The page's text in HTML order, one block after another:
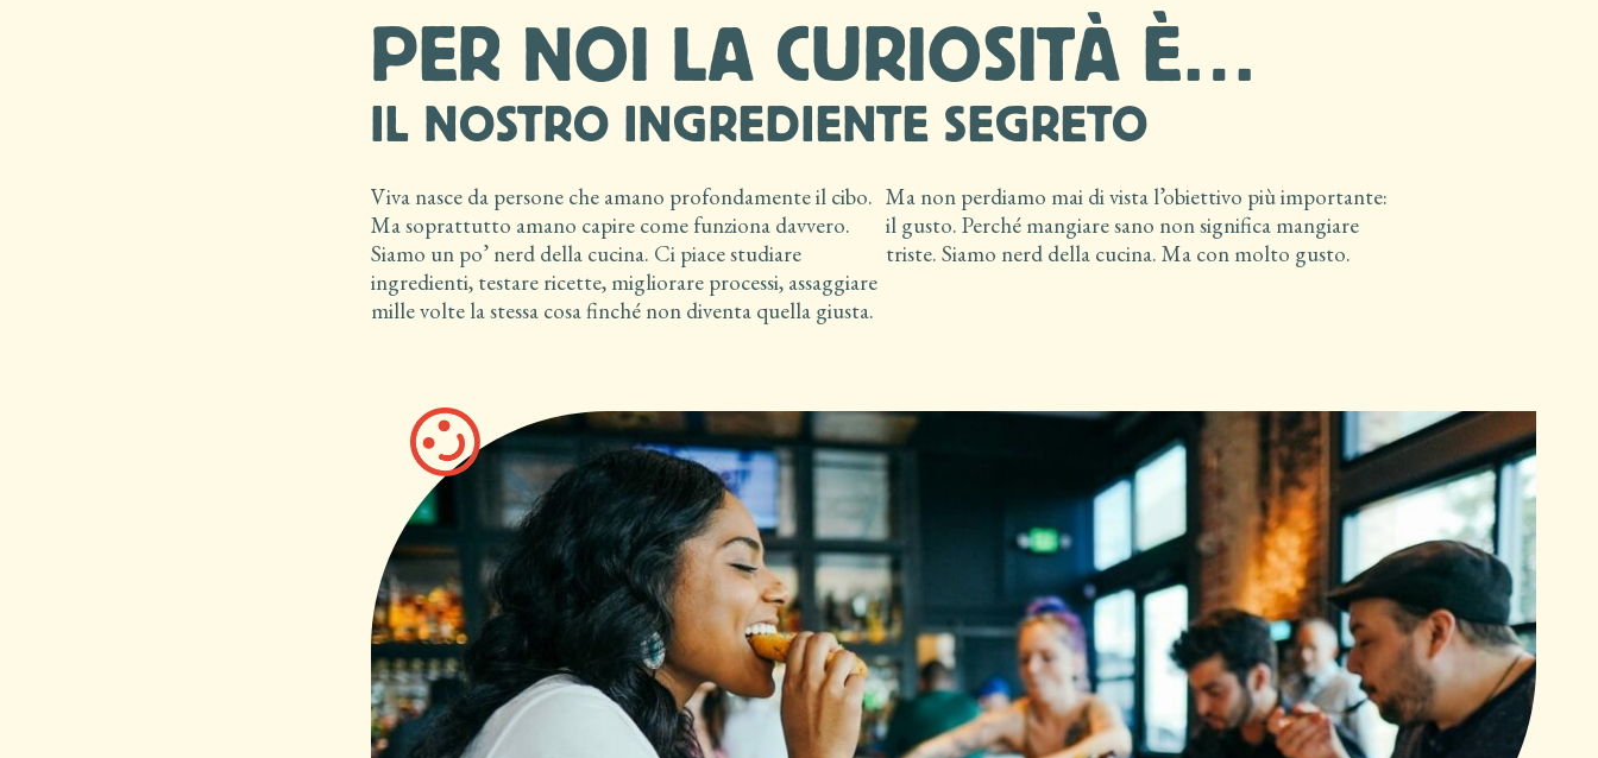
PER NOI LA CURIOSITÀ È…
IL NOSTRO INGREDIENTE SEGRETO
Viva nasce da persone che amano profondamente il cibo.
Ma soprattutto amano capire come funziona davvero.
Siamo un po’ nerd della cucina. Ci piace studiare
ingredienti, testare ricette, migliorare processi, assaggiare
mille volte la stessa cosa finché non diventa quella giusta.
Ma non perdiamo mai di vista l’obiettivo più importante:
il gusto. Perché mangiare sano non significa mangiare
triste. Siamo nerd della cucina. Ma con molto gusto.